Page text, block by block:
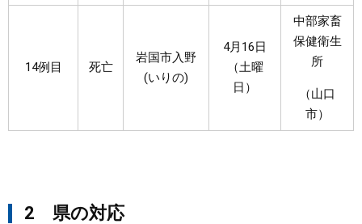
14例目 死亡
岩国市入野
(いりの)
4月16日
（土曜
日）
中部家畜
保健衛生
所
（山口
市）
2 県の対応